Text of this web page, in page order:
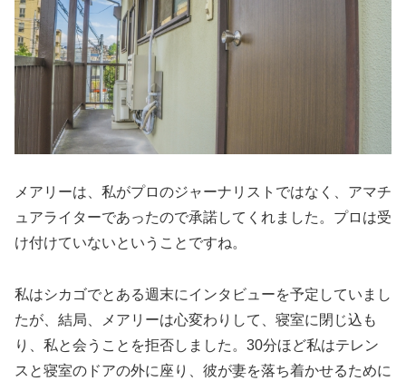
メアリーは、私がプロのジャーナリストではなく、アマチ
ュアライターであったので承諾してくれました。プロは受
け付けていないということですね。
私はシカゴでとある週末にインタビューを予定していまし
たが、結局、メアリーは心変わりして、寝室に閉じ込も
り、私と会うことを拒否しました。30分ほど私はテレン
スと寝室のドアの外に座り、彼が妻を落ち着かせるために